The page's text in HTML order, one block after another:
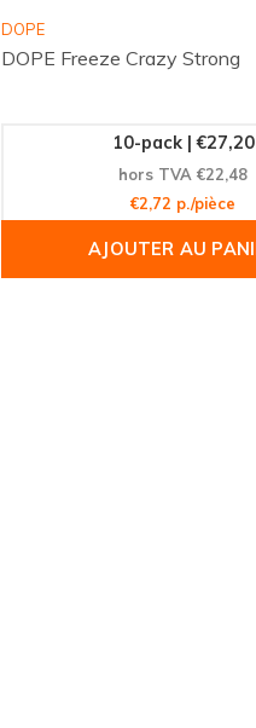
DOPE
DOPE Freeze Crazy Strong
10-pack | €27,20
hors TVA €22,48
€2,72 p./pièce
AJOUTER AU